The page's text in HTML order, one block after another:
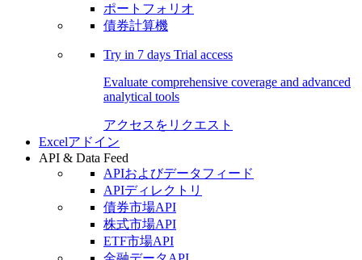
ポートフォリオ
債券計算機
Try in 7 days Trial access
Evaluate comprehensive coverage and advanced
analytical tools
アクセスをリクエスト
Excelアドイン
API & Data Feed
APIおよびデータフィード
APIディレクトリ
債券市場API
株式市場API
ETF市場API